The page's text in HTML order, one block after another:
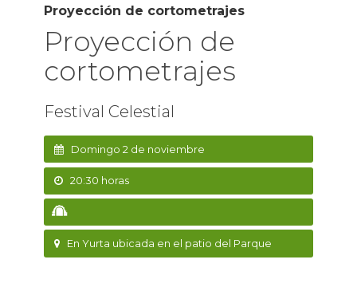
Proyección de cortometrajes
Proyección de
cortometrajes
Festival Celestial
Domingo 2 de noviembre
20:30 horas
En Yurta ubicada en el patio del Parque